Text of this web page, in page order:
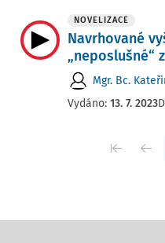
NOVELIZACE
Navrhované
„neposlušné“
Mgr. Bc.
Vydáno: 13. 7. 2023